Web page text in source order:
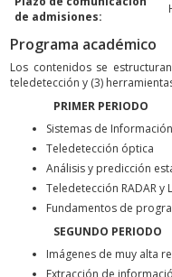
de admisiones:
Programa académico
Los contenidos se
teledetección y (3)
PRIMER PERIODO
Sistemas de
Teledetección óptica
Análisis y predicción
Teledetección RADAR y
Fundamentos de
SEGUNDO PERIODO
Imágenes de muy alta